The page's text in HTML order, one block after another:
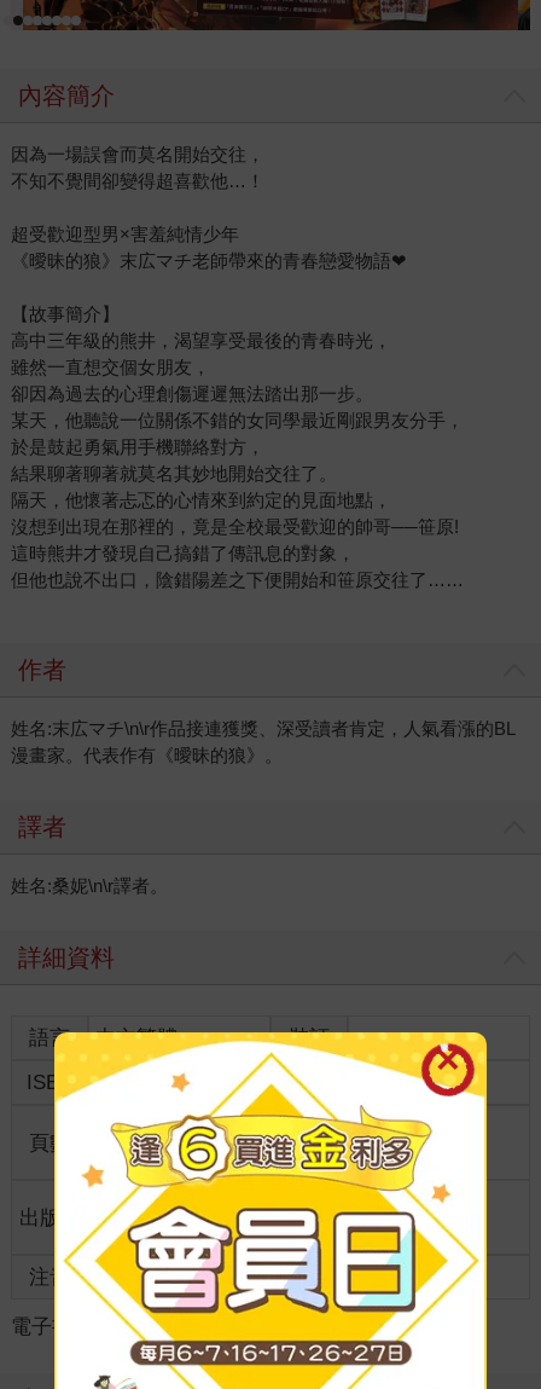
內容簡介
因為一場誤會而莫名開始交往，
不知不覺間卻變得超喜歡他…！
超受歡迎型男×害羞純情少年
《曖昧的狼》末広マチ老師帶來的青春戀愛物語❤
【故事簡介】
高中三年級的熊井，渴望享受最後的青春時光，
雖然一直想交個女朋友，
卻因為過去的心理創傷遲遲無法踏出那一步。
某天，他聽說一位關係不錯的女同學最近剛跟男友分手，
於是鼓起勇氣用手機聯絡對方，
結果聊著聊著就莫名其妙地開始交往了。
隔天，他懷著忐忑的心情來到約定的見面地點，
沒想到出現在那裡的，竟是全校最受歡迎的帥哥──笹原!
這時熊井才發現自己搞錯了傳訊息的對象，
但他也說不出口，陰錯陽差之下便開始和笹原交往了……
作者
姓名:末広マチ\n\r作品接連獲獎、深受讀者肯定，人氣看漲的BL
漫畫家。代表作有《曖昧的狼》。
譯者
姓名:桑妮\n\r譯者。
詳細資料
語言 中文繁體
裝訂
ISBN
9786264038096 分級 普通級
頁數 256
商品規
格
32開13*19cm
出版地 台灣
適讀年
齡
全齡適讀
注音 級別
電子書 漫畫